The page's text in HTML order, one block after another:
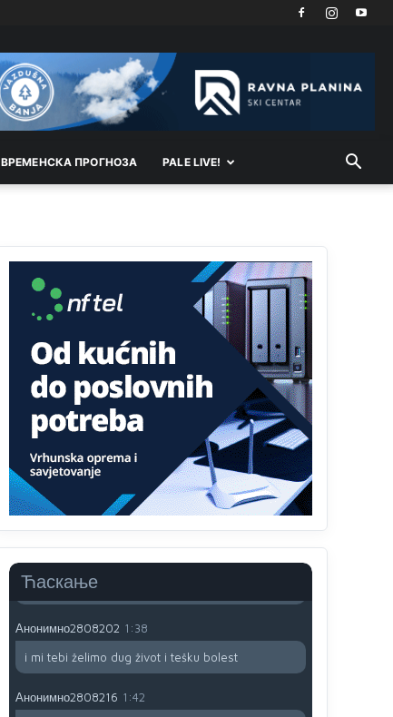
ВРEМEНСКА ПРОГНОЗА PALE LIVE!
Ћаскање
šalju poštom a da ne dolaze? Kurko
Анонимно2807791 11:39
БиХ није гласала да је тзв.Косово држава.
Анонимно2807895 12:16
Drzi pod kontrolom tri stvari jezik,karakter i
ponasanje...Uzivotu brani tri stvari:cast,prijatelja i
zivota iskljuci tri stvari uvredu,neznanje
zavist.Sve dok si ziv gaji tri stvari
dobrotu,pamet i prijateljstvo!!
Анонимно2806721 12:39
791 BiH nije priznala Kosovo kao nezavisnu
državu jer genocidna tvorevina pravi smetnju a
recimo Srbija je davno
priznala.Na svakom
proizvodu iz Srbije stoji -uvoznik za Kosovo
Анонимно2806721 12:45
Sve i da se nekim čudom vojska Srbije "vrati" na
koga da brani? A imamo vojsku Kosova kojoj
želimo svako dobro i da se što bolje opreme
Анонимно2808202 1:38
i mi tebi želimo dug život i tešku bolest
Анонимно2808216 1:42